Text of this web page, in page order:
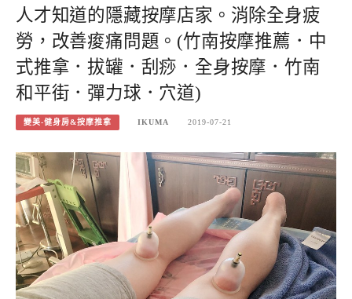
人才知道的隱藏按摩店家。消除全身疲
勞，改善痠痛問題。(竹南按摩推薦．中
式推拿．拔罐．刮痧．全身按摩．竹南
和平街．彈力球．穴道)
變美-健身房&按摩推拿 IKUMA 2019-07-21